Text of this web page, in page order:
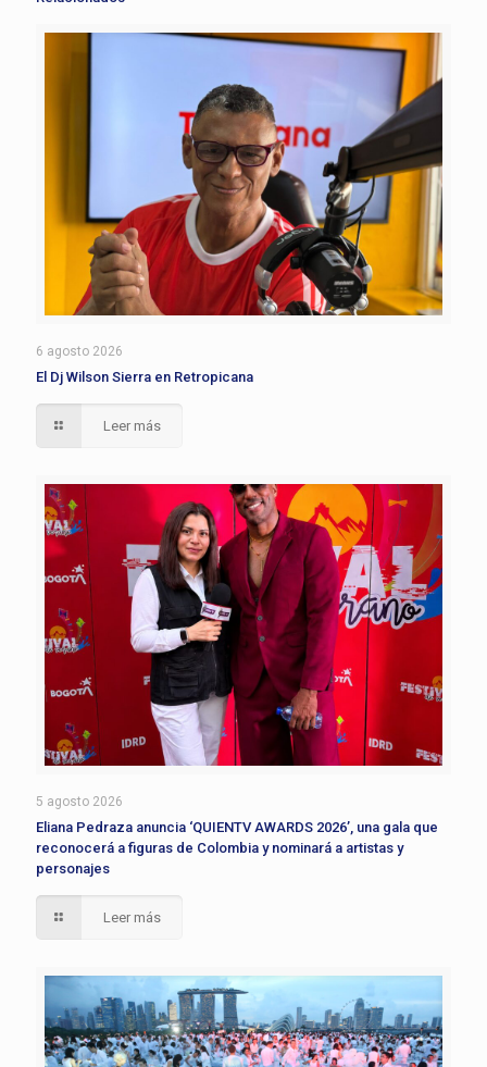
6 agosto 2026
El Dj Wilson Sierra en Retropicana
Leer más
5 agosto 2026
Eliana Pedraza anuncia ‘QUIENTV AWARDS 2026’, una gala que
reconocerá a figuras de Colombia y nominará a artistas y
personajes
Leer más